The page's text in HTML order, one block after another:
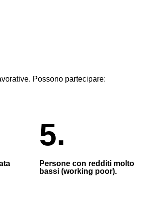
Possono partecipare:
5.
Persone con redditi molto
bassi (working poor).